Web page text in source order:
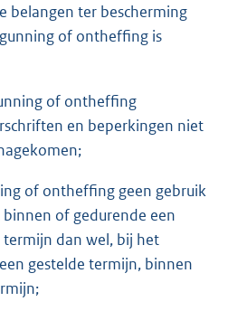
belangen ter bescherming
of ontheffing is
of ontheffing
en beperkingen niet
of ontheffing geen gebruik
of gedurende een
termijn dan wel, bij het
gestelde termijn, binnen